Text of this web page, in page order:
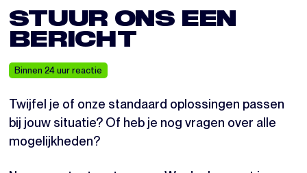
STUUR ONS EEN
BERICHT
Binnen 24 uur reactie
Twijfel je of onze standaard oplossingen passen
bij jouw situatie? Of heb je nog vragen over alle
mogelijkheden?